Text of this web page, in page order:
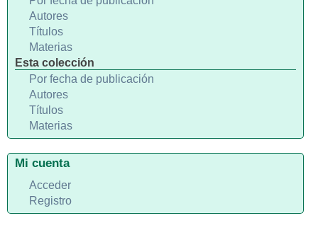
Autores
Títulos
Materias
Esta colección
Por fecha de publicación
Autores
Títulos
Materias
Mi cuenta
Acceder
Registro